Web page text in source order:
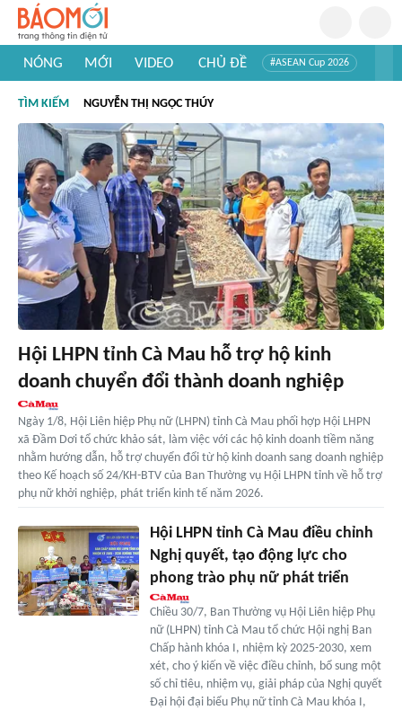
NÓNG MỚI VIDEO CHỦ ĐỀ #ASEAN Cup 2026
#Khám phá thế giới
TÌM KIẾM NGUYỄN THỊ NGỌC THÚY
Hội LHPN tỉnh Cà Mau hỗ trợ hộ kinh
doanh chuyển đổi thành doanh nghiệp
Ngày 1/8, Hội Liên hiệp Phụ nữ (LHPN) tỉnh Cà Mau phối hợp Hội LHPN
xã Đầm Dơi tổ chức khảo sát, làm việc với các hộ kinh doanh tiềm năng
nhằm hướng dẫn, hỗ trợ chuyển đổi từ hộ kinh doanh sang doanh nghiệp
theo Kế hoạch số 24/KH-BTV của Ban Thường vụ Hội LHPN tỉnh về hỗ trợ
phụ nữ khởi nghiệp, phát triển kinh tế năm 2026.
Hội LHPN tỉnh Cà Mau điều chỉnh
Nghị quyết, tạo động lực cho
phong trào phụ nữ phát triển
Chiều 30/7, Ban Thường vụ Hội Liên hiệp Phụ
nữ (LHPN) tỉnh Cà Mau tổ chức Hội nghị Ban
Chấp hành khóa I, nhiệm kỳ 2025-2030, xem
xét, cho ý kiến về việc điều chỉnh, bổ sung một
số chỉ tiêu, nhiệm vụ, giải pháp của Nghị quyết
Đại hội đại biểu Phụ nữ tỉnh Cà Mau khóa I,